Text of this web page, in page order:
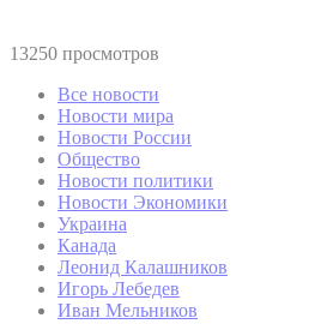
13250 просмотров
Все новости
Новости мира
Новости России
Общество
Новости политики
Новости Экономики
Украина
Канада
Леонид Калашников
Игорь Лебедев
Иван Мельников